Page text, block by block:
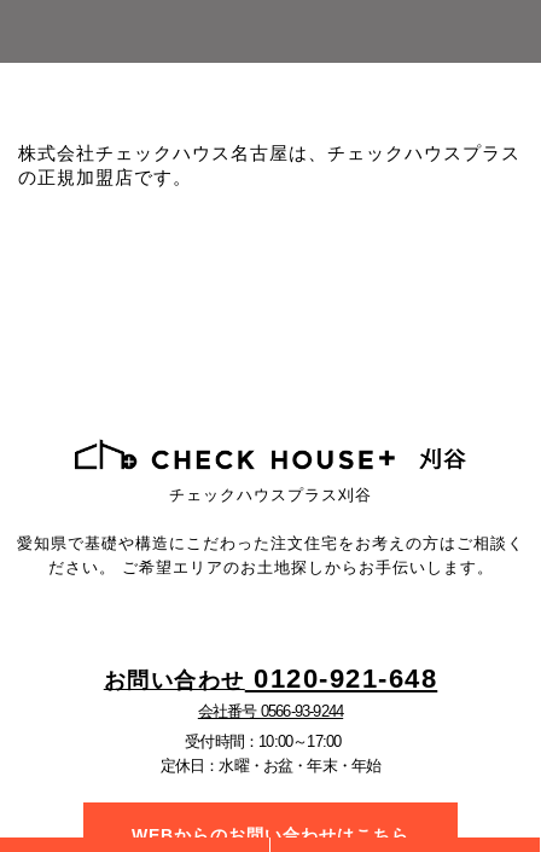
株式会社チェックハウス名古屋は、チェックハウスプラス
の正規加盟店です。
チェックハウスプラス刈谷
愛知県で基礎や構造にこだわった注文住宅を お考えの方はご相談く
ださい。
ご希望エリアのお土地探しからお手伝いします。
お問い合わせ 0120-921-648
会社番号 0566-93-9244
受付時間：10:00～17:00
定休日：水曜・お盆・年末・年始
WEBからのお問い合わせはこちら